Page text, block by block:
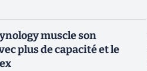
muscle son
plus de capacité et le